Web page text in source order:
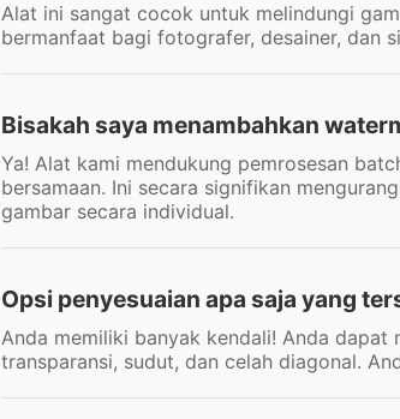
Alat ini sangat cocok untuk melindungi
bermanfaat bagi fotografer, desainer, dan
Bisakah saya menambahkan
Ya! Alat kami mendukung pemrosesan
bersamaan. Ini secara signifikan
gambar secara individual.
Opsi penyesuaian apa saja yang
Anda memiliki banyak kendali! Anda
transparansi, sudut, dan celah diagonal.